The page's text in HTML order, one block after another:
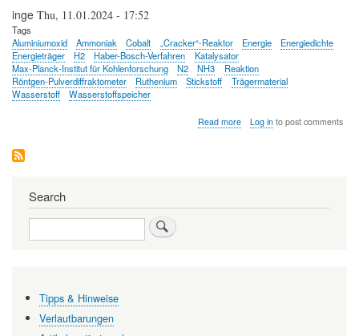
inge Thu, 11.01.2024 - 17:52
Tags
Aluminiumoxid
Ammoniak Cobalt „Cracker“-Reaktor Energie
Energiedichte
Energieträger
H2 Haber-Bosch-Verfahren
Katalysator
Max-Planck-Institut für Kohlenforschung
N2 NH3
Reaktion
Röntgen-Pulverdiffraktometer
Ruthenium Stickstoff
Trägermaterial
Wasserstoff
Wasserstoffspeicher
Read moreabout
Katalytische
produziertem
Log into post comments
Search
Search
Tipps & Hinweise
Verlautbarungen